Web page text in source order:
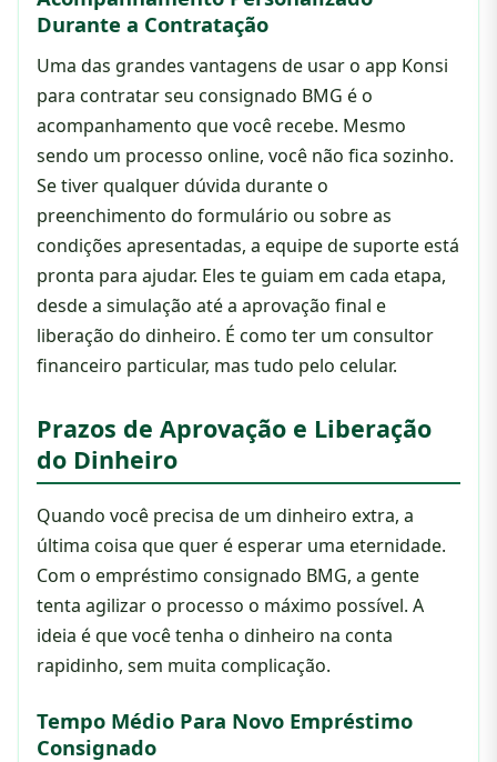
Durante a Contratação
Uma das grandes vantagens de usar o app Konsi
para contratar seu consignado BMG é o
acompanhamento que você recebe. Mesmo
sendo um processo online, você não fica sozinho.
Se tiver qualquer dúvida durante o
preenchimento do formulário ou sobre as
condições apresentadas, a equipe de suporte está
pronta para ajudar. Eles te guiam em cada etapa,
desde a simulação até a aprovação final e
liberação do dinheiro. É como ter um consultor
financeiro particular, mas tudo pelo celular.
Prazos de Aprovação e Liberação
do Dinheiro
Quando você precisa de um dinheiro extra, a
última coisa que quer é esperar uma eternidade.
Com o empréstimo consignado BMG, a gente
tenta agilizar o processo o máximo possível. A
ideia é que você tenha o dinheiro na conta
rapidinho, sem muita complicação.
Tempo Médio Para Novo Empréstimo
Consignado